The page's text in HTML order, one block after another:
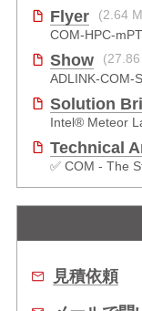
Flyer
(2.64
COM-HPC-
Show
ADLINK-COM-
Solution
Intel® Meteor
Technical
✅ COM - The
見積依頼